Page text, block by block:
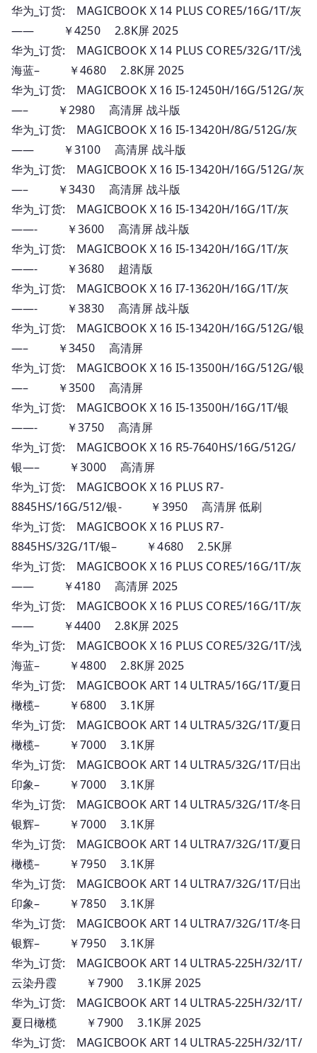
华为_订货: MAGICBOOK X 14 PLUS CORE5/16G/1T/灰
—— ￥4250 2.8K屏 2025
华为_订货: MAGICBOOK X 14 PLUS CORE5/32G/1T/浅
海蓝– ￥4680 2.8K屏 2025
华为_订货: MAGICBOOK X 16 I5-12450H/16G/512G/灰
—– ￥2980 高清屏 战斗版
华为_订货: MAGICBOOK X 16 I5-13420H/8G/512G/灰
—— ￥3100 高清屏 战斗版
华为_订货: MAGICBOOK X 16 I5-13420H/16G/512G/灰
—– ￥3430 高清屏 战斗版
华为_订货: MAGICBOOK X 16 I5-13420H/16G/1T/灰
——- ￥3600 高清屏 战斗版
华为_订货: MAGICBOOK X 16 I5-13420H/16G/1T/灰
——- ￥3680 超清版
华为_订货: MAGICBOOK X 16 I7-13620H/16G/1T/灰
——- ￥3830 高清屏 战斗版
华为_订货: MAGICBOOK X 16 I5-13420H/16G/512G/银
—– ￥3450 高清屏
华为_订货: MAGICBOOK X 16 I5-13500H/16G/512G/银
—– ￥3500 高清屏
华为_订货: MAGICBOOK X 16 I5-13500H/16G/1T/银
——- ￥3750 高清屏
华为_订货: MAGICBOOK X 16 R5-7640HS/16G/512G/
银—– ￥3000 高清屏
华为_订货: MAGICBOOK X 16 PLUS R7-
8845HS/16G/512/银- ￥3950 高清屏 低刷
华为_订货: MAGICBOOK X 16 PLUS R7-
8845HS/32G/1T/银– ￥4680 2.5K屏
华为_订货: MAGICBOOK X 16 PLUS CORE5/16G/1T/灰
—— ￥4180 高清屏 2025
华为_订货: MAGICBOOK X 16 PLUS CORE5/16G/1T/灰
—— ￥4400 2.8K屏 2025
华为_订货: MAGICBOOK X 16 PLUS CORE5/32G/1T/浅
海蓝– ￥4800 2.8K屏 2025
华为_订货: MAGICBOOK ART 14 ULTRA5/16G/1T/夏日
橄榄– ￥6800 3.1K屏
华为_订货: MAGICBOOK ART 14 ULTRA5/32G/1T/夏日
橄榄– ￥7000 3.1K屏
华为_订货: MAGICBOOK ART 14 ULTRA5/32G/1T/日出
印象– ￥7000 3.1K屏
华为_订货: MAGICBOOK ART 14 ULTRA5/32G/1T/冬日
银辉– ￥7000 3.1K屏
华为_订货: MAGICBOOK ART 14 ULTRA7/32G/1T/夏日
橄榄– ￥7950 3.1K屏
华为_订货: MAGICBOOK ART 14 ULTRA7/32G/1T/日出
印象– ￥7850 3.1K屏
华为_订货: MAGICBOOK ART 14 ULTRA7/32G/1T/冬日
银辉– ￥7950 3.1K屏
华为_订货: MAGICBOOK ART 14 ULTRA5-225H/32/1T/
云染丹霞 ￥7900 3.1K屏 2025
华为_订货: MAGICBOOK ART 14 ULTRA5-225H/32/1T/
夏日橄榄 ￥7900 3.1K屏 2025
华为_订货: MAGICBOOK ART 14 ULTRA5-225H/32/1T/